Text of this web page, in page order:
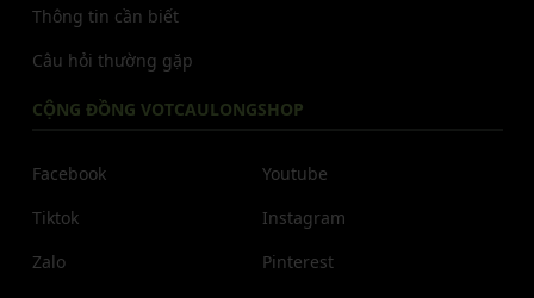
Thông tin cần biết
Câu hỏi thường gặp
CỘNG ĐỒNG VOTCAULONGSHOP
Facebook
Tiktok
Zalo
Youtube
Instagram
Pinterest